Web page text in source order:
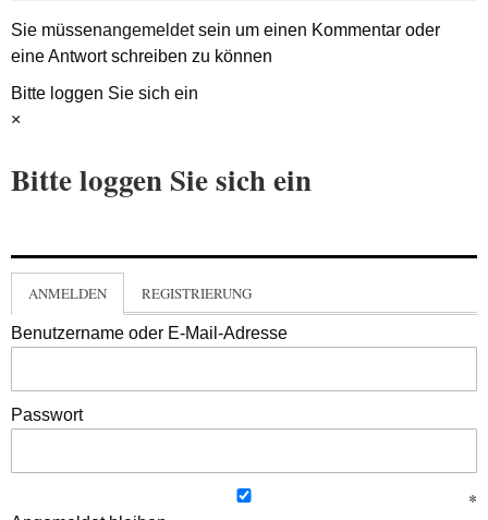
Sie müssenangemeldetsein um einen Kommentar oder
eine Antwort schreiben zu können
Bitte loggen Sie sich ein
×
Bitte loggen Sie sich ein
ANMELDEN REGISTRIERUNG
Benutzername oder E-Mail-Adresse
Passwort